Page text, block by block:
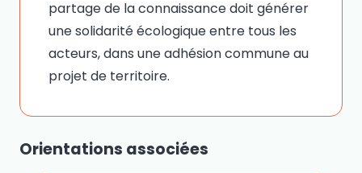
partage de la connaissance doit générer
une solidarité écologique entre tous les
acteurs, dans une adhésion commune au
projet de territoire.
Orientations associées